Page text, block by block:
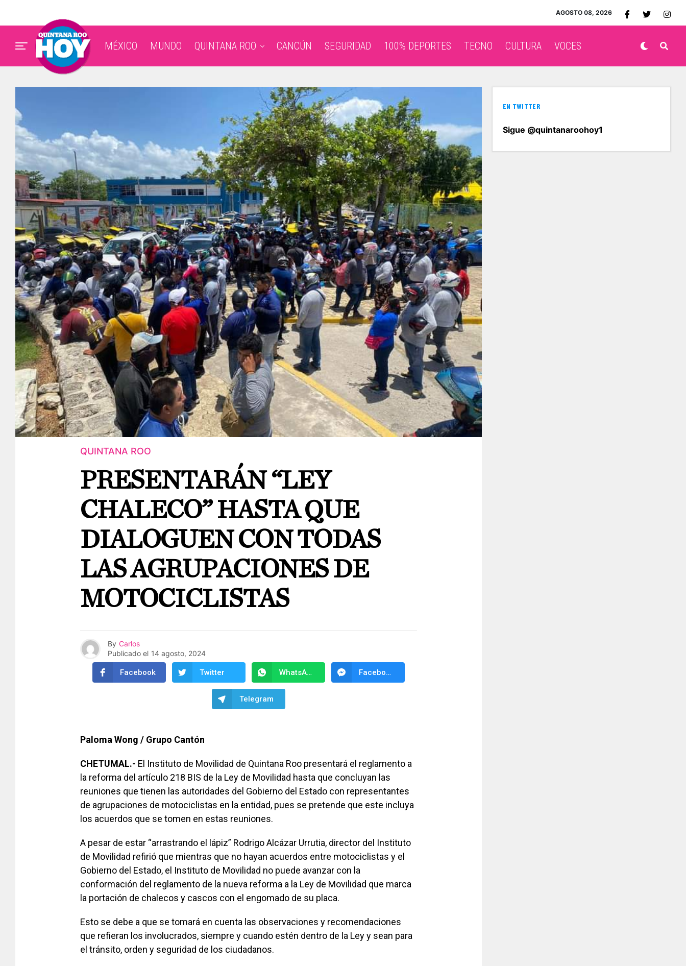
AGOSTO 08, 2026
MÉXICO MUNDO QUINTANA ROO CANCÚN SEGURIDAD 100% DEPORTES TECNO CULTURA VOCES
QUINTANA ROO
PRESENTARÁN “LEY
CHALECO” HASTA QUE
DIALOGUEN CON TODAS
LAS AGRUPACIONES DE
MOTOCICLISTAS
By Carlos
Publicado el 14 agosto, 2024
Facebook Twitter WhatsApp Facebook Messenger
Telegram
Paloma Wong / Grupo Cantón
CHETUMAL.- El Instituto de Movilidad de Quintana Roo presentará el reglamento a
la reforma del artículo 218 BIS de la Ley de Movilidad hasta que concluyan las
reuniones que tienen las autoridades del Gobierno del Estado con representantes
de agrupaciones de motociclistas en la entidad, pues se pretende que este incluya
los acuerdos que se tomen en estas reuniones.
A pesar de estar “arrastrando el lápiz” Rodrigo Alcázar Urrutia, director del Instituto
de Movilidad refirió que mientras que no hayan acuerdos entre motociclistas y el
Gobierno del Estado, el Instituto de Movilidad no puede avanzar con la
conformación del reglamento de la nueva reforma a la Ley de Movilidad que marca
la portación de chalecos y cascos con el engomado de su placa.
Esto se debe a que se tomará en cuenta las observaciones y recomendaciones
que refieran los involucrados, siempre y cuando estén dentro de la Ley y sean para
el tránsito, orden y seguridad de los ciudadanos.
EN TWITTER
Sigue @quintanaroohoy1